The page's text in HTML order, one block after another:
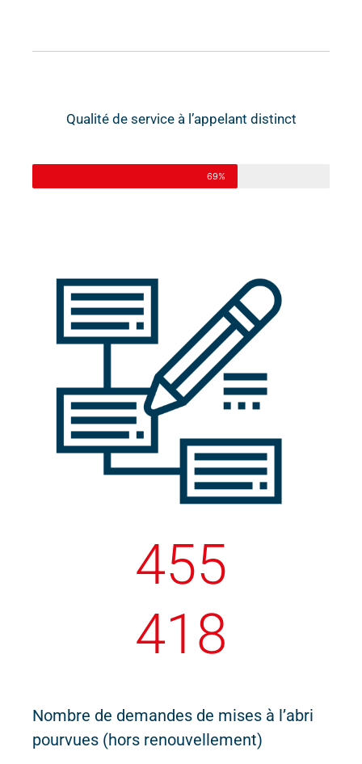
Qualité de service à l’appelant distinct
69%
455
418
Nombre de demandes de mises à l’abri
pourvues (hors renouvellement)